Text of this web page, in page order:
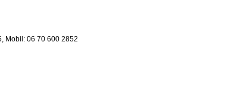
Mobil: 06 70 600 2852